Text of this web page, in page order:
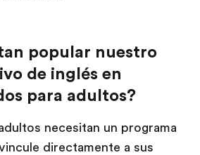
popular nuestro
de inglés en
para adultos?
necesitan un programa
directamente a sus